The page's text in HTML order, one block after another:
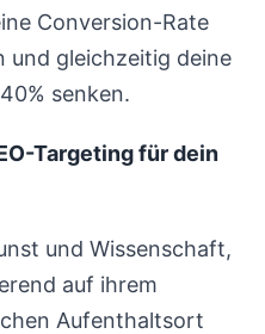
Conversion-Rate
und gleichzeitig deine
senken.
Targeting für dein
und Wissenschaft,
auf ihrem
Aufenthaltsort